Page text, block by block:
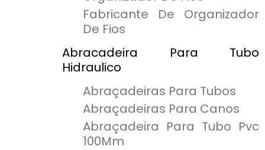
Fabricante De Organizador
De Fios
Abracadeira Para Tubo
Hidraulico
Abraçadeiras Para Tubos
Abraçadeiras Para Canos
Abraçadeira Para Tubo Pvc
100Mm